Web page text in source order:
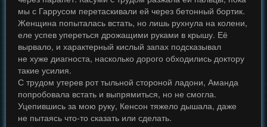
мы с Гаррусом перетаскивали ей через бетонный бортик.
Женщина попыталась встать, но лишь рухнула на колени,
еле успев упереться дрожащими руками в крышу. Её
вырвало, и характерный кислый запах подсказывал
не хуже диагноста, насколько дорого обходились доктору
такие усилия.
С трудом утерев рот тыльной стороной ладони, Аманда
попробовала встать и выпрямиться, но не смогла.
Уцепившись за мою руку, Кенсон тяжело дышала, даже
не пытаясь что-то сказать или сделать.